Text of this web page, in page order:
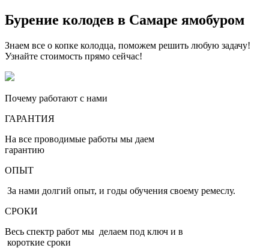
Бурение колодев в Самаре ямобуром
Знаем все о копке колодца, поможем решить любую задачу!
Узнайте стоимость прямо сейчас!
Почему работают с нами
ГАРАНТИЯ
На все проводимые работы мы даем
гарантию
ОПЫТ
За нами долгий опыт, и годы обучения своему ремеслу.
СРОКИ
Весь спектр работ мы делаем под ключ и в
короткие сроки